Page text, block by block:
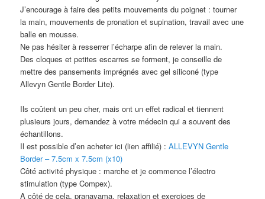
J’encourage à faire des petits mouvements du poignet : tourner
la main, mouvements de pronation et supination, travail avec une
balle en mousse.
Ne pas hésiter à resserrer l’écharpe afin de relever la main.
Des cloques et petites escarres se forment, je conseille de
mettre des pansements imprégnés avec gel siliconé (type
Allevyn Gentle Border Lite).
Ils coûtent un peu cher, mais ont un effet radical et tiennent
plusieurs jours, demandez à votre médecin qui a souvent des
échantillons.
Il est possible d’en acheter ici (lien affilié) :ALLEVYN Gentle
Border – 7.5cm x 7.5cm (x10)
Côté activité physique : marche et je commence l’électro
stimulation (type Compex).
A côté de cela, pranayama, relaxation et exercices de